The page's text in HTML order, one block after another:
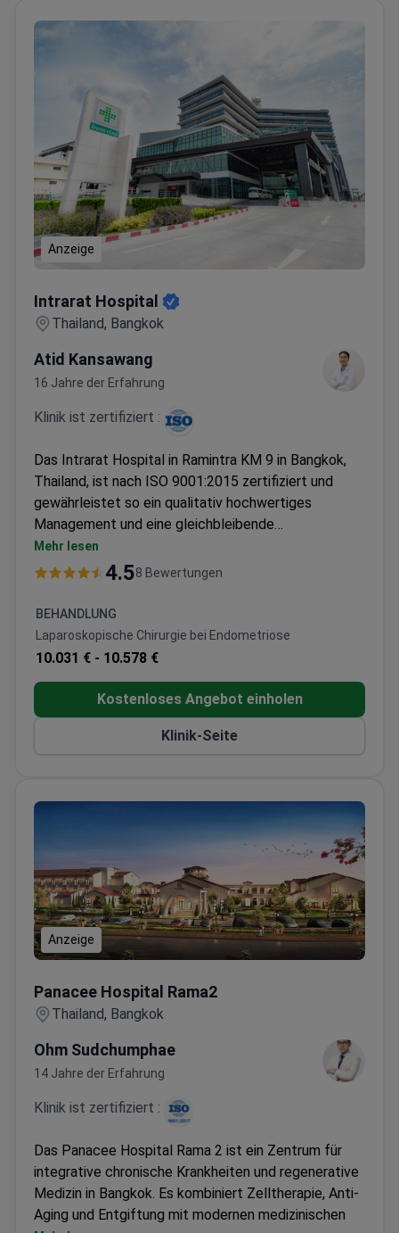
Anzeige
Intrarat Hospital
Thailand, Bangkok
Atid Kansawang
16 Jahre der Erfahrung
Klinik ist zertifiziert :
Das Intrarat Hospital in Ramintra KM 9 in Bangkok,
Thailand, ist nach ISO 9001:2015 zertifiziert und
gewährleistet so ein qualitativ hochwertiges
Management und eine gleichbleibende
Patientenversorgung. Das Krankenhaus bietet
Dienstleistungen in 15 Abteilungen an, darunter
Mit einem Team aus erfahrenen Fachleuten und
moderner Technologie bietet das Intrarat Hospital
schnelle und genaue Diagnosen und legt dabei Wert
Patienten.
Mehr lesen
4.58 Bewertungen
BEHANDLUNG
Laparoskopische Chirurgie bei Endometriose
10.031 € - 10.578 €
Kostenloses Angebot einholen
Klinik-Seite
Anzeige
Panacee Hospital Rama2
Thailand, Bangkok
Ohm Sudchumphae
14 Jahre der Erfahrung
Klinik ist zertifiziert :
Das Panacee Hospital Rama 2 ist ein Zentrum für
integrative chronische Krankheiten und regenerative
Medizin in Bangkok. Es kombiniert Zelltherapie, Anti-
Aging und Entgiftung mit modernen medizinischen